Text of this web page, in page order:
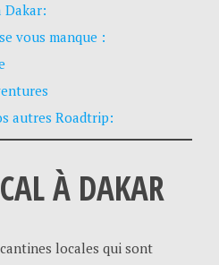
Dakar:
vous manque :
autres Roadtrip:
À DAKAR
locales qui sont